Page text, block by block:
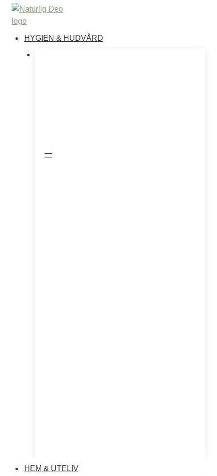
Hoppa
HYGIEN & HUDVÅRD
HEM & UTELIV